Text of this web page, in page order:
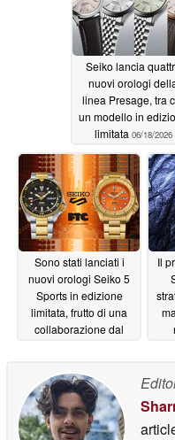
Seiko lancia
nuovi orologi
linea Presage, tra
un modello in
limitata 06/18/2026
Sono stati lanciati i
nuovi orologi Seiko 5
Sports in edizione
limitata, frutto di una
collaborazione dal
Il